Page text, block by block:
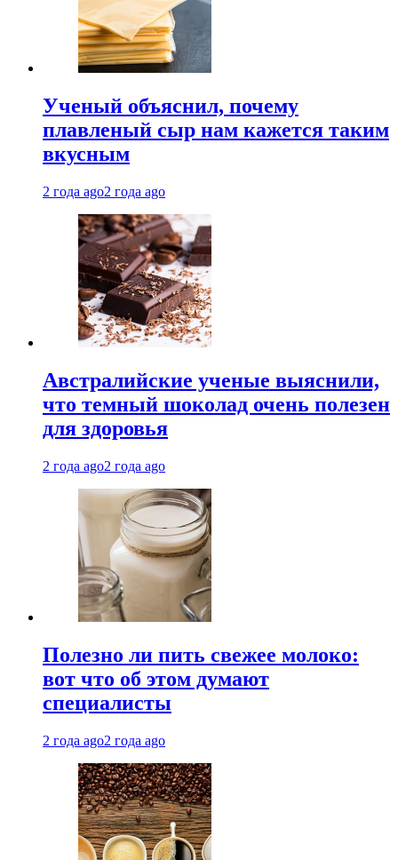
Ученый объяснил, почему
плавленый сыр нам кажется таким
вкусным
2 года ago2 года ago
Австралийские ученые выяснили,
что темный шоколад очень полезен
для здоровья
2 года ago2 года ago
Полезно ли пить свежее молоко:
вот что об этом думают
специалисты
2 года ago2 года ago